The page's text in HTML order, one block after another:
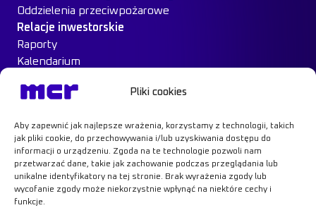
Pliki cookies
Aby zapewnić jak najlepsze wrażenia, korzystamy z technologii, takich
jak pliki cookie, do przechowywania i/lub uzyskiwania dostępu do
informacji o urządzeniu. Zgoda na te technologie pozwoli nam
przetwarzać dane, takie jak zachowanie podczas przeglądania lub
unikalne identyfikatory na tej stronie. Brak wyrażenia zgody lub
wycofanie zgody może niekorzystnie wpłynąć na niektóre cechy i
funkcje.
Oddzielenia przeciwpożarowe
Relacje inwestorskie
Raporty
Kalendarium
Materiały inwestorskie
Case Study
Kontakt